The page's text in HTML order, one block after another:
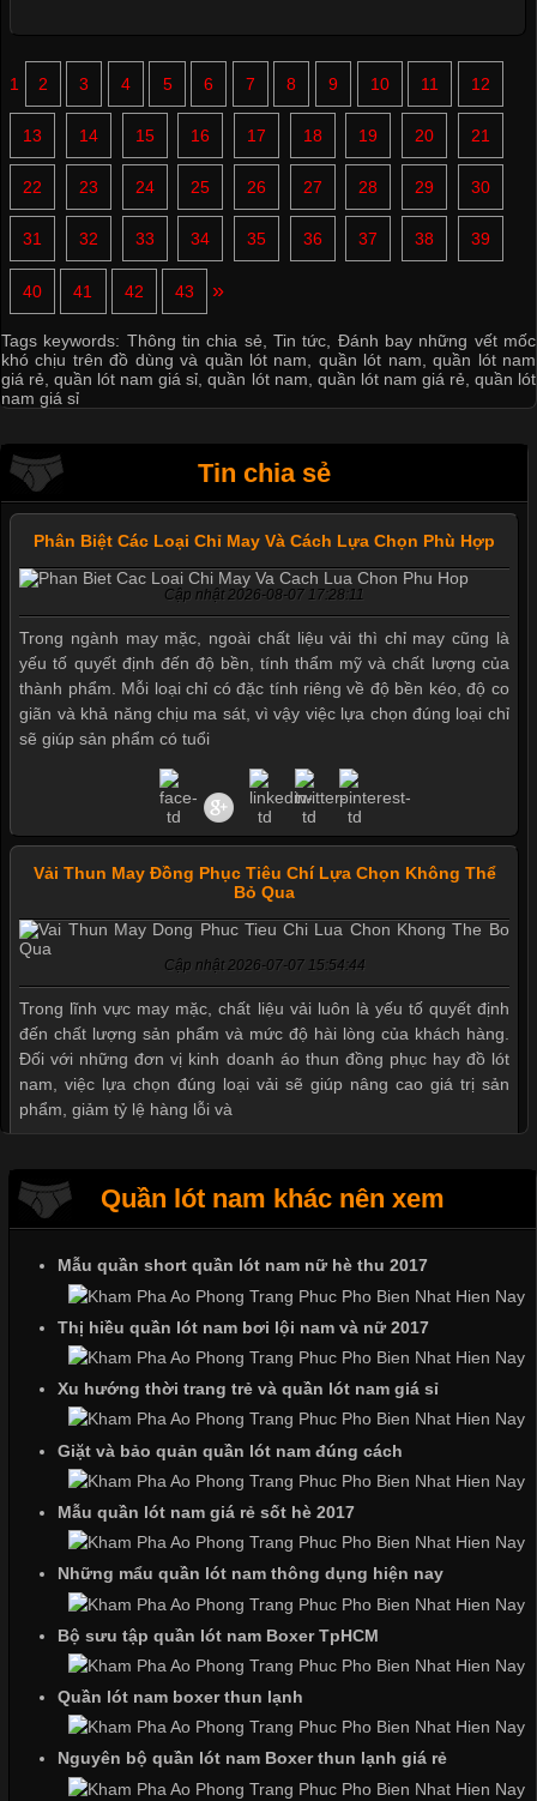
1 2 3 4 5 6 7 8 9 10 11 12
13 14 15 16 17 18 19 20 21
22 23 24 25 26 27 28 29 30
31 32 33 34 35 36 37 38 39
40 41 42 43 »
Tags keywords: Thông tin chia sẻ ,Tin tức
Đánh bay những vết mốc
khó chịu trên đồ dùng và quần lót nam
quần lót nam ,quần lót nam
giá rẻ ,quần lót nam giá sỉ ,quần lót nam quần lót nam giá rẻ quần lót
nam giá sỉ
Tin chia sẻ
Phân Biệt Các Loại Chỉ May Và Cách Lựa Chọn Phù Hợp
Cập nhật 2026-08-07 17:28:11
Trong ngành may mặc, ngoài chất liệu vải thì chỉ may cũng là
yếu tố quyết định đến độ bền, tính thẩm mỹ và chất lượng của
thành phẩm. Mỗi loại chỉ có đặc tính riêng về độ bền kéo, độ co
giãn và khả năng chịu ma sát, vì vậy việc lựa chọn đúng loại chỉ
sẽ giúp sản phẩm có tuổi
Vải Thun May Đồng Phục Tiêu Chí Lựa Chọn Không Thể
Bỏ Qua
Cập nhật 2026-07-07 15:54:44
Trong lĩnh vực may mặc, chất liệu vải luôn là yếu tố quyết định
đến chất lượng sản phẩm và mức độ hài lòng của khách hàng.
Đối với những đơn vị kinh doanh áo thun đồng phục hay đồ lót
nam, việc lựa chọn đúng loại vải sẽ giúp nâng cao giá trị sản
phẩm, giảm tỷ lệ hàng lỗi và
Ngành Thời Trang
Cập nhật 2026-06-01 16:20:50
Áo thun là một trong những trang phục phổ biến nhất hiện nay
nhờ tính tiện dụng, dễ phối đồ và phù hợp với nhiều đối tượng.
Bên cạnh chất liệu và kiểu dáng, phần cổ áo cũng là yếu tố
quan trọng tạo nên phong cách riêng cho từng sản phẩm. Mỗi
loại cổ áo sẽ mang đến một vẻ đẹp khác
Những Mẫu Áo Thun Đồng Phục Công Ty Được Ưa
Chuộng Hiện Nay
Cập nhật 2026-06-01 14:23:34
Trong môi trường kinh doanh hiện đại, việc xây dựng hình ảnh
chuyên nghiệp đóng vai trò quan trọng đối với sự phát triển của
Quần lót nam khác nên xem
Mẫu quần short quần lót nam nữ hè thu 2017
Thị hiều quần lót nam bơi lội nam và nữ 2017
Xu hướng thời trang trẻ và quần lót nam giá sỉ
Giặt và bảo quản quần lót nam đúng cách
Mẫu quần lót nam giá rẻ sốt hè 2017
Những mẩu quần lót nam thông dụng hiện nay
Bộ sưu tập quần lót nam Boxer TpHCM
Quần lót nam boxer thun lạnh
Nguyên bộ quần lót nam Boxer thun lạnh giá rẻ